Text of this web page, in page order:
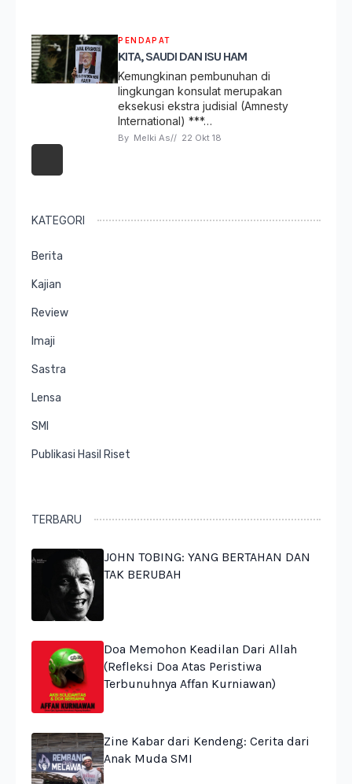
PENDAPAT
KITA, SAUDI DAN ISU HAM
Kemungkinan pembunuhan di
lingkungan konsulat merupakan
eksekusi ekstra judisial (Amnesty
International) ***…
By Melki As// 22 Okt 18
KATEGORI
Berita
Kajian
Review
Imaji
Sastra
Lensa
SMI
Publikasi Hasil Riset
TERBARU
JOHN TOBING: YANG BERTAHAN DAN
TAK BERUBAH
Doa Memohon Keadilan Dari Allah
(Refleksi Doa Atas Peristiwa
Terbunuhnya Affan Kurniawan)
Zine Kabar dari Kendeng: Cerita dari
Anak Muda SMI